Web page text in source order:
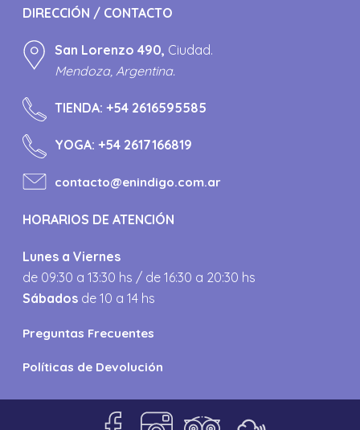
DIRECCIÓN / CONTACTO
San Lorenzo 490, Ciudad.
Mendoza, Argentina.
TIENDA:+54 2616595585
YOGA:+54 2617166819
contacto@enindigo.com.ar
HORARIOS DE ATENCIÓN
Lunes a Viernes
de 09:30 a 13:30 hs / de 16:30 a 20:30 hs
Sábados de 10 a 14 hs
Preguntas Frecuentes
Políticas de Devolución